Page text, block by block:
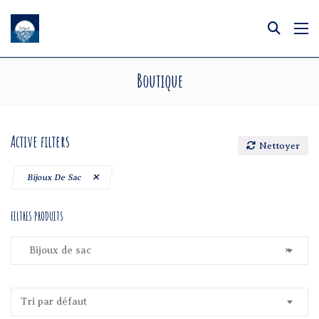
Boutique
Active filters
Bijoux De Sac
Nettoyer
FILTRES PRODUITS
×
Bijoux de sac
Tri par défaut